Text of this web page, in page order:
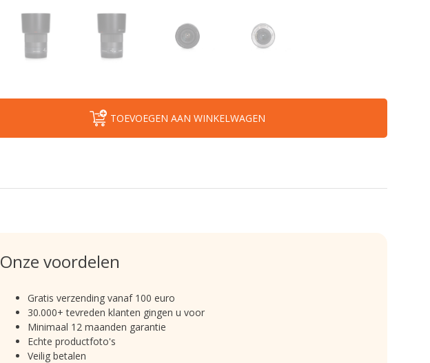
TOEVOEGEN AAN WINKELWAGEN
Onze voordelen
Gratis verzending vanaf 100 euro
30.000+ tevreden klanten gingen u voor
Minimaal 12 maanden garantie
Echte productfoto's
Veilig betalen